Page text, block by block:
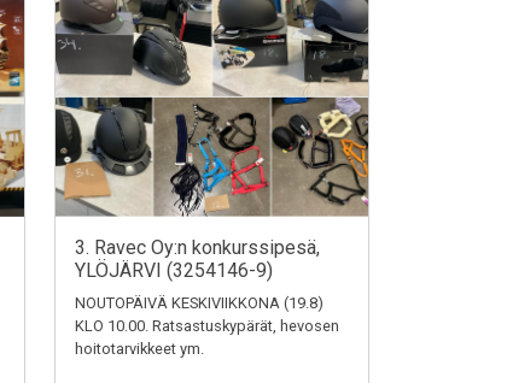
3. Ravec Oy:n konkurssipesä,
YLÖJÄRVI (3254146-9)
NOUTOPÄIVÄ KESKIVIIKKONA (19.8)
KLO 10.00. Ratsastuskypärät, hevosen
hoitotarvikkeet ym.